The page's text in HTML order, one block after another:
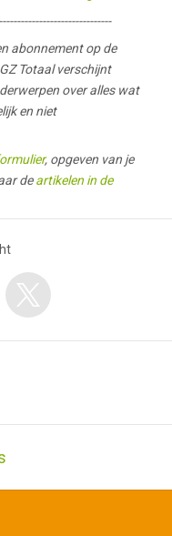
abonnement op de
Totaal verschijnt
over alles wat
en niet
, opgeven van je
deartikelen in de